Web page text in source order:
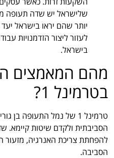
שלישראל יש שדה תעופה
יותר שהם יראו בישראל
לעזור ליצור הזדמנויות
בישראל.
מהם המאמצים
בטרמינל 1?
טרמינל 1 של נמל התעופה
הסביבתית ולקדם שיטות קיימא.
להפחתת צריכת האנרגיה, מזעור
הסביבה.